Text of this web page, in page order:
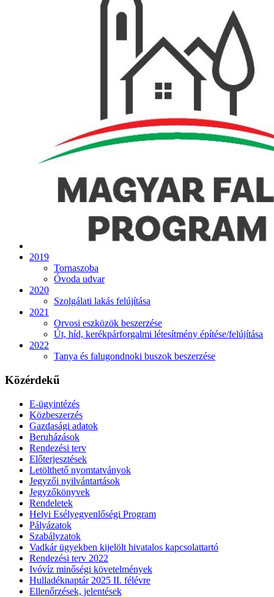
2019
Tornaszoba
Óvoda udvar
2020
Szolgálati lakás felújítása
2021
Orvosi eszközök beszerzése
Út, híd, kerékpárforgalmi létesítmény építése/felújítása
2022
Tanya és falugondnoki buszok beszerzése
Közérdekű
E-ügyintézés
Közbeszerzés
Gazdasági adatok
Beruházások
Rendezési terv
Előterjesztések
Letölthető nyomtatványok
Jegyzői nyilvántartások
Jegyzőkönyvek
Rendeletek
Helyi Esélyegyenlőségi Program
Pályázatok
Szabályzatok
Vadkár ügyekben kijelölt hivatalos kapcsolattartó
Rendezési terv 2022
Ivóvíz minőségi követelmények
Hulladéknaptár 2025 II. félévre
Ellenőrzések, jelentések